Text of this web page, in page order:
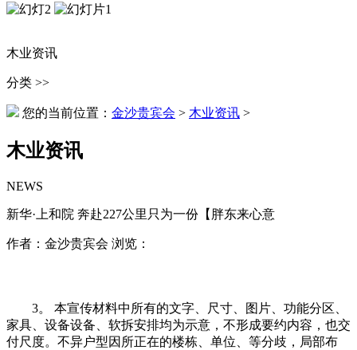
木业资讯
分类 >>
您的当前位置： 金沙贵宾会 > 木业资讯 >
木业资讯
NEWS
新华·上和院 奔赴227公里只为一份【胖东来心意
作者：金沙贵宾会 浏览：
3。 本宣传材料中所有的文字、尺寸、图片、功能分区、
家具、设备设备、软拆安排均为示意，不形成要约内容，也交
付尺度。不异户型因所正在的楼栋、单位、等分歧，局部布